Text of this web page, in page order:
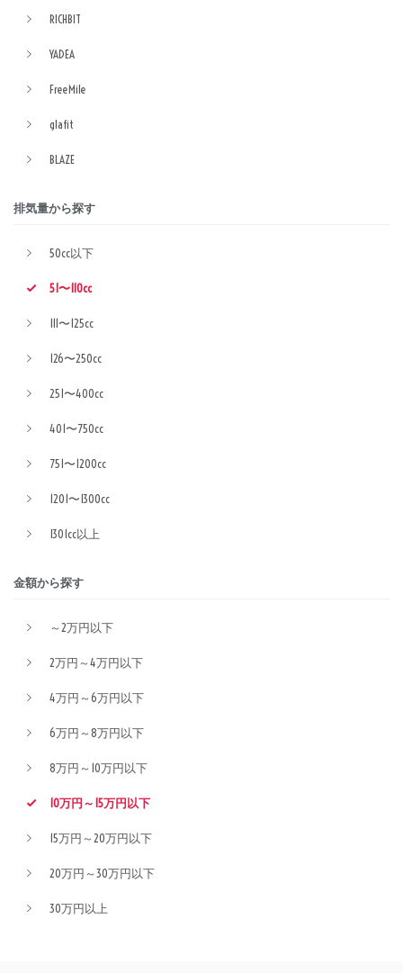
RICHBIT
YADEA
FreeMile
glafit
BLAZE
排気量から探す
50cc以下
51〜110cc
111〜125cc
126〜250cc
251〜400cc
401〜750cc
751〜1200cc
1201〜1300cc
1301cc以上
金額から探す
～2万円以下
2万円～4万円以下
4万円～6万円以下
6万円～8万円以下
8万円～10万円以下
10万円～15万円以下
15万円～20万円以下
20万円～30万円以下
30万円以上